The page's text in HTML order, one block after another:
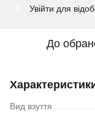
Увійти для
До
Вид взуття